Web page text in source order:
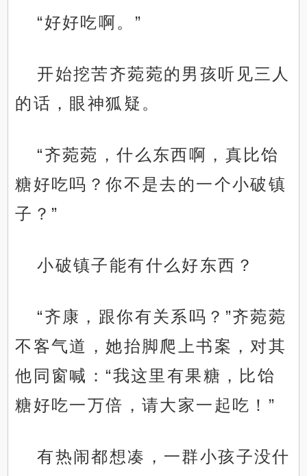
“好好吃啊。”
开始挖苦齐菀菀的男孩听见三人
的话，眼神狐疑。
“齐菀菀，什么东西啊，真比饴
糖好吃吗？你不是去的一个小破镇
子？”
小破镇子能有什么好东西？
“齐康，跟你有关系吗？”齐菀菀
不客气道，她抬脚爬上书案，对其
他同窗喊：“我这里有果糖，比饴
糖好吃一万倍，请大家一起吃！”
有热闹都想凑，一群小孩子没什